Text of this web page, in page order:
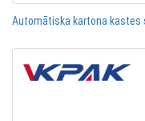
Automātiska kartona